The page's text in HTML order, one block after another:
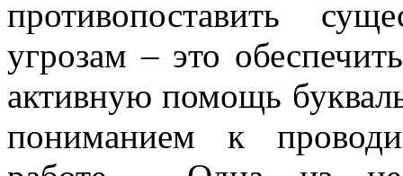
противопоставить
угрозам – это
активную помощь
пониманием к